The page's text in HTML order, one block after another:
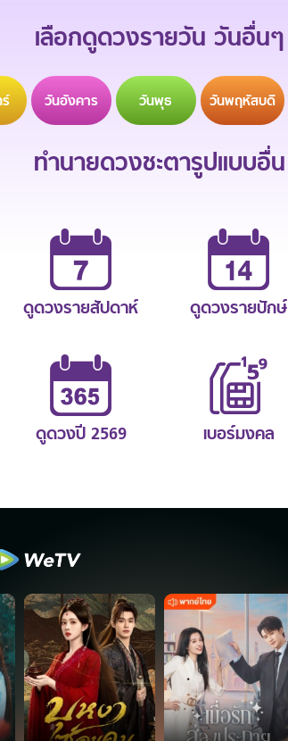
เลือกดูดวงรายวัน วันอื่นๆ
วันอังคาร วันพุธ วันพฤหัสบดี
ทำนายดวงชะตารูปแบบอื่น
ดูดวงรายสัปดาห์ ดูดวงรายปักษ์
ดูดวงปี 2569 เบอร์มงคล